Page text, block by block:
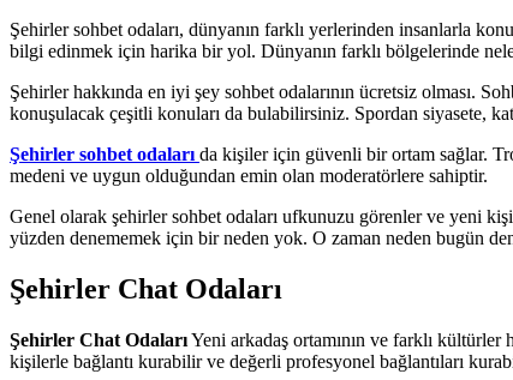
Şehirler sohbet odaları, dünyanın farklı yerlerinden insanlarla
bilgi edinmek için harika bir yol. Dünyanın farklı bölgelerinde
Şehirler hakkında en iyi şey sohbet odalarının ücretsiz olması.
konuşulacak çeşitli konuları da bulabilirsiniz. Spordan siyasete,
Şehirler sohbet odaları da kişiler için güvenli bir ortam sağlar.
medeni ve uygun olduğundan emin olan moderatörlere sahiptir.
Genel olarak şehirler sohbet odaları ufkunuzu görenler ve yeni
yüzden denememek için bir neden yok. O zaman neden bugün
Şehirler Chat Odaları
Şehirler Chat OdalarıYeni arkadaş ortamının ve farklı kültürler
kişilerle bağlantı kurabilir ve değerli profesyonel bağlantıları